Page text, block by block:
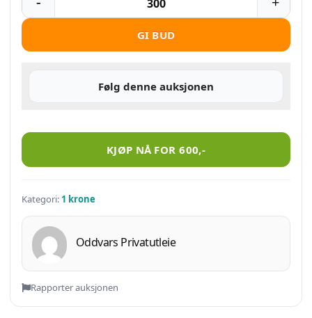
GI BUD
Følg denne auksjonen
1 KRONE RULL ORGINALPAKKET 1986 antall
KJØP NÅ FOR 600,-
Kategori: 1 krone
Oddvars Privatutleie
Rapporter auksjonen